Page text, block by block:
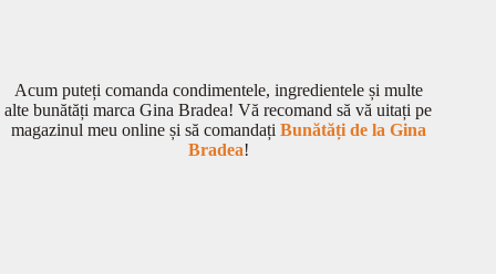
Acum puteți comanda condimentele, ingredientele și multe
alte bunătăți marca Gina Bradea! Vă recomand să vă uitați pe
magazinul meu online și să comandați Bunătăți de la Gina
Bradea!